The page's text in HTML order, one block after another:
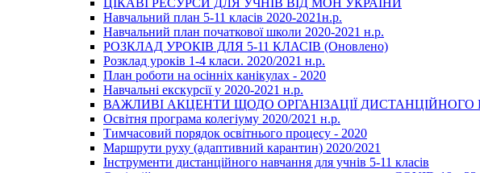
ЦІКАВІ РЕСУРСИ ДЛЯ УЧНІВ ВІД МОН УКРАЇНИ
Навчальний план 5-11 класів 2020-2021н.р.
Навчальний план початкової школи 2020-2021 н.р.
РОЗКЛАД УРОКІВ ДЛЯ 5-11 КЛАСІВ (Оновлено)
Розклад уроків 1-4 класи. 2020/2021 н.р.
План роботи на осінніх канікулах - 2020
Навчальні екскурсії у 2020-2021 н.р.
ВАЖЛИВІ АКЦЕНТИ ЩОДО ОРГАНІЗАЦІЇ
Освітня програма колегіуму 2020/2021 н.р.
Тимчасовий порядок освітнього процесу - 2020
Маршрути руху (адаптивний карантин) 2020/2021
Інструменти дистанційного навчання для учнів 5-11 класів